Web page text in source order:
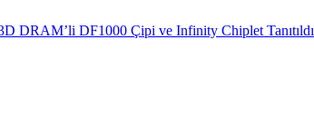
DRAM’li DF1000 Çipi ve Infinity Chiplet Tanıtıldı